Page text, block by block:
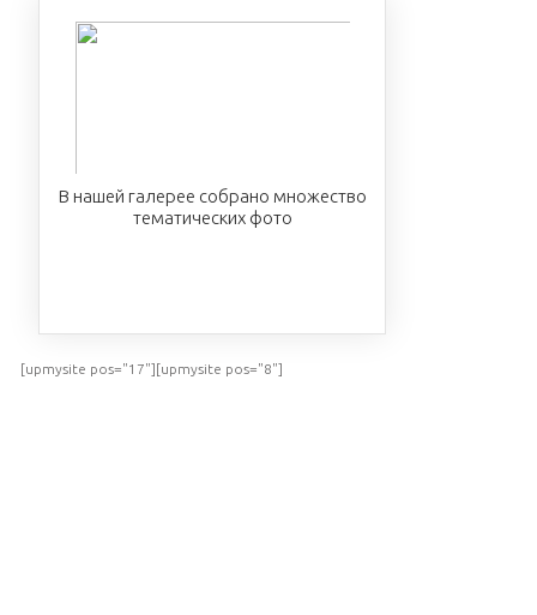
В нашей галерее собрано множество
тематических фото
[upmysite pos="17"][upmysite pos="8"]